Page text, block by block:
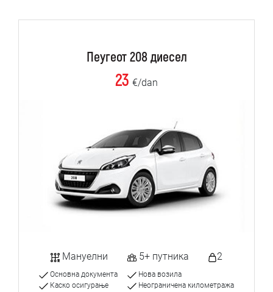
Пеугеот 208 диесел
23 €/dan
Мануелни 5+ путника 2
Основна документа
Каско осигурање
Нова возила
Неограничена километража